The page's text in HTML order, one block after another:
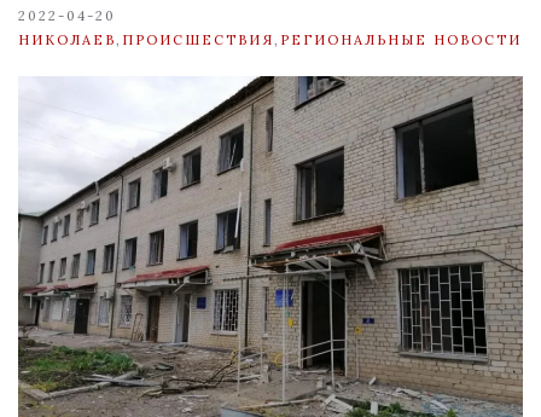
2022-04-20
НИКОЛАЕВ ПРОИСШЕСТВИЯ РЕГИОНАЛЬНЫЕ НОВОСТИ